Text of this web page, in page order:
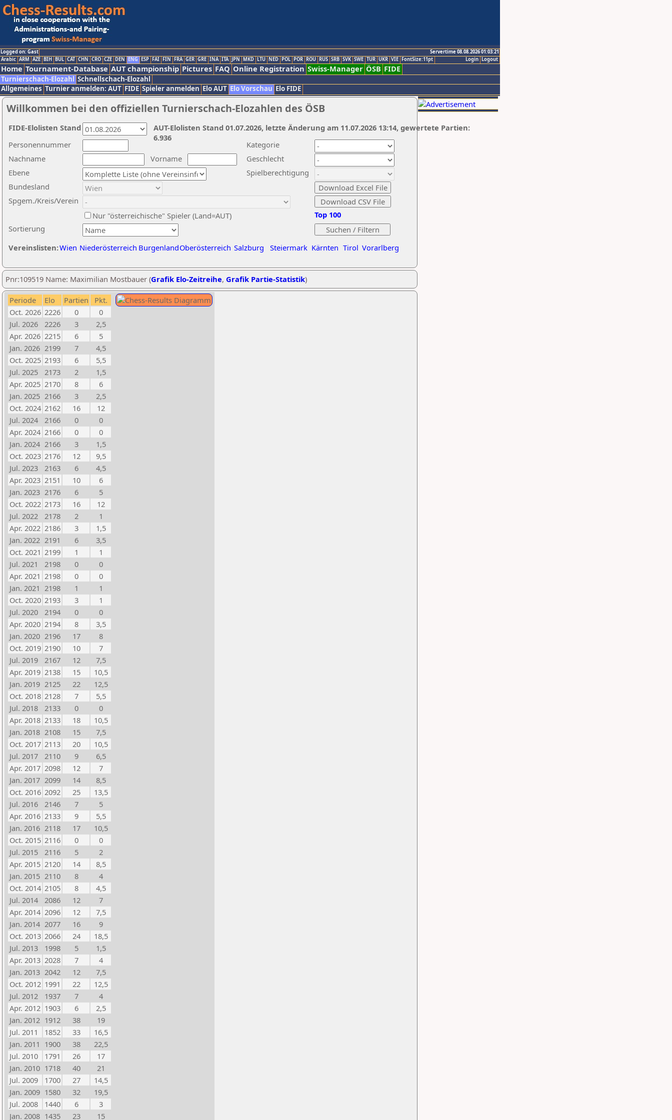
Logged on: Gast
Servertime 08.08.2026 01:03:21
Logout
Login
Arabic ARM AZE BIH BUL CAT CHN CRO CZE DEN ENG ESP FAI FIN FRA GER GRE INA ITA JPN MKD LTU NED POL POR ROU RUS SRB SVK SWE TUR UKR VIE FontSize:11pt
Home Tournament-Database AUT championship Pictures FAQ Online Registration Swiss-Manager ÖSB FIDE
Turnierschach-Elozahl Schnellschach-Elozahl
Allgemeines Turnier anmelden: AUT FIDE Spieler anmelden Elo AUT Elo Vorschau Elo FIDE
Willkommen bei den offiziellen Turnierschach-Elozahlen des ÖSB
Nachname
Vorname
Ebene
Kategorie
Sortierung
Personennummer
Bundesland
Spgem./Kreis/Verein
Geschlecht
Nur "österreichische" Spieler (Land=AUT)
Spielberechtigung
Vereinslisten:Wien Niederösterreich BurgenlandOberösterreich Salzburg Steiermark Kärnten Tirol Vorarlberg
Top 100
AUT-Elolisten Stand 01.07.2026, letzte Änderung am 11.07.2026 13:14, gewertete Partien:
6.936
FIDE-Elolisten Stand
Pnr:109519 Name: Maximilian Mostbauer (Grafik Elo-Zeitreihe, Grafik Partie-Statistik)
Periode Elo Partien
Pkt.
Oct. 2026 2226 0
0
Jul. 2026
2226 3
2,5
Apr. 2026 2215 6
5
Jan. 2026 2199 7
4,5
Oct. 2025 2193 6
5,5
Jul. 2025
2173 2
1,5
Apr. 2025 2170 8
6
Jan. 2025 2166 3
2,5
Oct. 2024 2162 16
12
Jul. 2024
2166 0
0
Apr. 2024 2166 0
0
Jan. 2024 2166 3
1,5
Oct. 2023 2176 12
9,5
Jul. 2023
2163 6
4,5
Apr. 2023 2151 10
6
Jan. 2023 2176 6
5
Oct. 2022 2173 16
12
Jul. 2022
2178 2
1
Apr. 2022 2186 3
1,5
Jan. 2022 2191 6
3,5
Oct. 2021 2199 1
1
Jul. 2021
2198 0
0
Apr. 2021 2198 0
0
Jan. 2021 2198 1
1
Oct. 2020 2193 3
1
Jul. 2020
2194 0
0
Apr. 2020 2194 8
3,5
Jan. 2020 2196 17
8
Oct. 2019 2190 10
7
Jul. 2019
2167 12
7,5
Apr. 2019 2138 15
10,5
Jan. 2019 2125 22
12,5
Oct. 2018 2128 7
5,5
Jul. 2018
2133 0
0
Apr. 2018 2133 18
10,5
Jan. 2018 2108 15
7,5
Oct. 2017 2113 20
10,5
Jul. 2017
2110 9
6,5
Apr. 2017 2098 12
7
Jan. 2017 2099 14
8,5
Oct. 2016 2092 25
13,5
Jul. 2016
2146 7
5
Apr. 2016 2133 9
5,5
Jan. 2016 2118 17
10,5
Oct. 2015 2116 0
0
Jul. 2015
2116 5
2
Apr. 2015 2120 14
8,5
Jan. 2015 2110 8
4
Oct. 2014 2105 8
4,5
Jul. 2014
2086 12
7
Apr. 2014 2096 12
7,5
Jan. 2014 2077 16
9
Oct. 2013 2066 24
18,5
Jul. 2013
1998 5
1,5
Apr. 2013 2028 7
4
Jan. 2013 2042 12
7,5
Oct. 2012 1991 22
12,5
Jul. 2012
1937 7
4
Apr. 2012 1903 6
2,5
Jan. 2012 1912 38
19
Jul. 2011
1852 33
16,5
Jan. 2011 1900 38
22,5
Jul. 2010
1791 26
17
Jan. 2010 1718 40
21
Jul. 2009
1700 27
14,5
Jan. 2009 1580 32
19,5
Jul. 2008
1440 6
3
Jan. 2008 1435 23 15